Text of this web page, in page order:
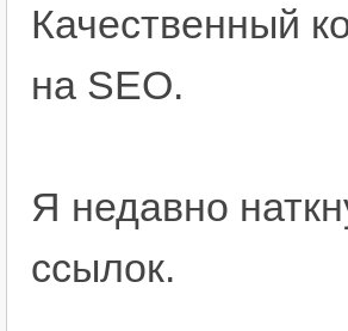
Качественный
на SEO.
Я недавно
ссылок.